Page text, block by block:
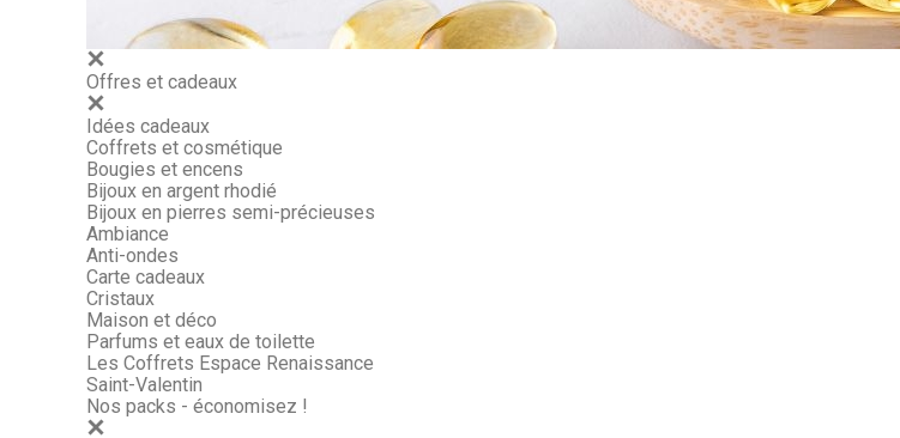
Offres et cadeaux
Idées cadeaux
Coffrets et cosmétique
Bougies et encens
Bijoux en argent rhodié
Bijoux en pierres semi-précieuses
Ambiance
Anti-ondes
Carte cadeaux
Cristaux
Maison et déco
Parfums et eaux de toilette
Les Coffrets Espace Renaissance
Saint-Valentin
Nos packs - économisez !